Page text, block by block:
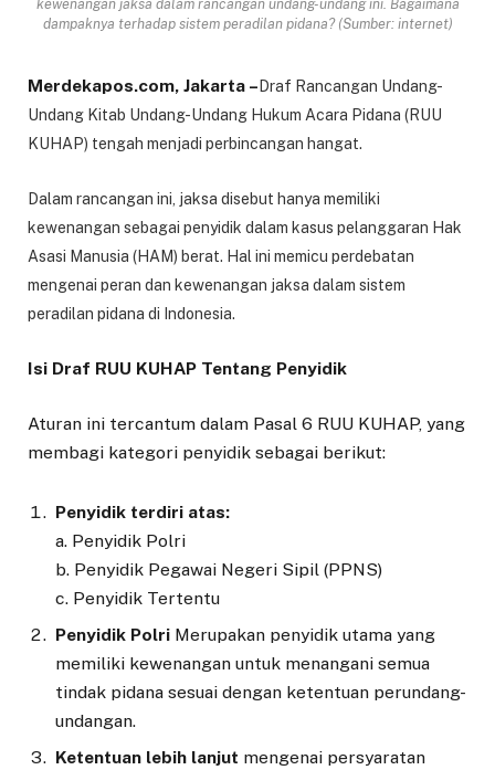
kewenangan jaksa dalam rancangan undang-undang ini. Bagaimana
dampaknya terhadap sistem peradilan pidana? (Sumber: internet)
Merdekapos.com, Jakarta – Draf Rancangan Undang-
Undang Kitab Undang-Undang Hukum Acara Pidana (RUU
KUHAP) tengah menjadi perbincangan hangat.
Dalam rancangan ini, jaksa disebut hanya memiliki
kewenangan sebagai penyidik dalam kasus pelanggaran Hak
Asasi Manusia (HAM) berat. Hal ini memicu perdebatan
mengenai peran dan kewenangan jaksa dalam sistem
peradilan pidana di Indonesia.
Isi Draf RUU KUHAP Tentang Penyidik
Aturan ini tercantum dalam Pasal 6 RUU KUHAP, yang
membagi kategori penyidik sebagai berikut:
Penyidik terdiri atas:
a. Penyidik Polri
b. Penyidik Pegawai Negeri Sipil (PPNS)
c. Penyidik Tertentu
Penyidik Polri Merupakan penyidik utama yang
memiliki kewenangan untuk menangani semua
tindak pidana sesuai dengan ketentuan perundang-
undangan.
Ketentuan lebih lanjut mengenai persyaratan